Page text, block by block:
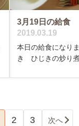
3月19日の給食
2019.03.19
本日の給食にな
き ひじきの炒り
2 3 次へ